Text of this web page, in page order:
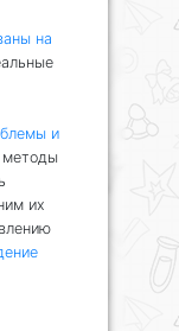
на
и
методы
их